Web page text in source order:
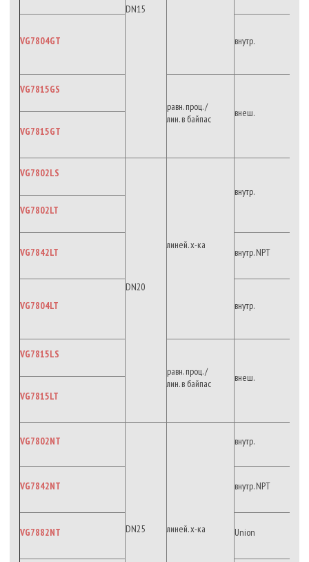
DN15
VG7804GT внутр.
VG7815GS
равн. проц. /
лин. в байпас
внеш.
VG7815GT
VG7802LS
DN20
линей. х-ка
внутр.
VG7802LT
VG7842LT внутр. NPT
VG7804LT внутр.
VG7815LS
равн. проц. /
лин. в байпас
внеш.
VG7815LT
VG7802NT
DN25 линей. х-ка
внутр.
VG7842NT внутр. NPT
VG7882NT Union